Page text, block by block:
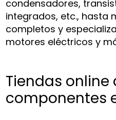
condensadores,
integrados, etc., hasta
completos y
motores eléctricos y
Tiendas online
componentes